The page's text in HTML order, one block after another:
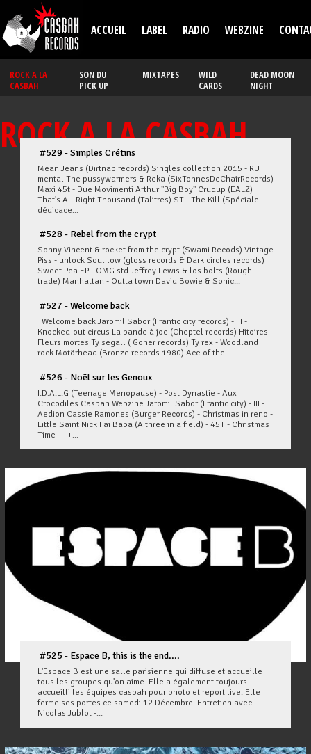
Aller au contenu principal
ACCUEIL LABEL RADIO WEBZINE
ROCK A LA
CASBAH
SON DU
PICK UP
MIXTAPES
WILD
CARDS
DEAD MOON
NIGHT
ROCK A LA CASBAH
#529 - Simples Crétins
Mean Jeans (Dirtnap records) Singles collection 2015 - RU
mental The pussywarmers & Reka (SixTonnesDeChairRecords)
Maxi 45t - Due Movimenti Arthur "Big Boy" Crudup (EALZ)
That's All Right Thousand (Talitres) ST - The Kill (Spéciale
dédicace...
#528 - Rebel from the crypt
Sonny Vincent & rocket from the crypt (Swami Recods) Vintage
Piss - unlock Soul low (gloss records & Dark circles records)
Sweet Pea EP - OMG std Jeffrey Lewis & los bolts (Rough
trade) Manhattan - Outta town David Bowie & Sonic...
#527 - Welcome back
Welcome back Jaromil Sabor (Frantic city records) - III -
Knocked-out circus La bande à joe (Cheptel records) Hitoires -
Fleurs mortes Ty segall ( Goner records) Ty rex - Woodland
rock Motörhead (Bronze records 1980) Ace of the...
#526 - Noël sur les Genoux
I.D.A.L.G (Teenage Menopause) - Post Dynastie - Aux
Crocodiles Casbah Webzine Jaromil Sabor (Frantic city) - III -
Aedion Cassie Ramones (Burger Records) - Christmas in reno -
Little Saint Nick Fai Baba (A three in a field) - 45T - Christmas
Time +++...
#525 - Espace B, this is the end....
L'Espace B est une salle parisienne qui diffuse et accueille
tous les groupes qu'on aime. Elle a également toujours
accueilli les équipes casbah pour photo et report live. Elle
ferme ses portes ce samedi 12 Décembre. Entretien avec
Nicolas Jublot -...